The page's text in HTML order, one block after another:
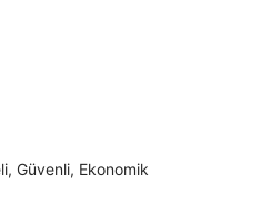
Güvenli, Ekonomik